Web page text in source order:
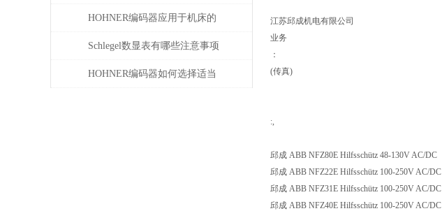
问题？
HOHNER编码器应用于机床的
位移测量和主轴控制
Schlegel数显表有哪些注意事项
HOHNER编码器如何选择适当
江苏邱成机电有限公司
业务
：
(传真)
:,
邱成 ABB NFZ80E Hilfsschütz 48-130V AC/DC
邱成 ABB NFZ22E Hilfsschütz 100-250V AC/DC
邱成 ABB NFZ31E Hilfsschütz 100-250V AC/DC
邱成 ABB NFZ40E Hilfsschütz 100-250V AC/DC